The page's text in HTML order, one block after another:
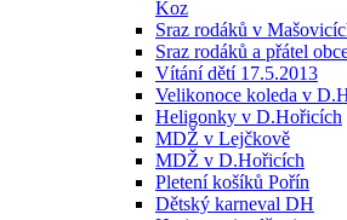
Koz
Sraz rodáků v
Sraz rodáků a přátel
Vítání dětí 17.5.2013
Velikonoce koleda v
Heligonky v D.Hořicích
MDŽ v Lejčkově
MDŽ v D.Hořicích
Pletení košíků Pořín
Dětský karneval DH